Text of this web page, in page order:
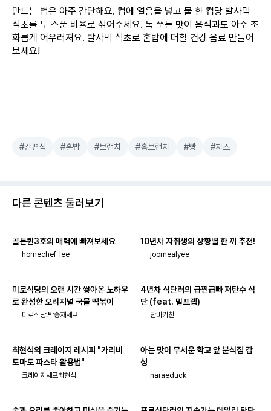
만드는 법은 아주 간단해요. 컵에 얼음을 넣고 물 한 컵당 발사믹
식초를 두 스푼 비율로 섞어주세요. 톡 쏘는 맛이 음식과도 아주 조
화롭게 어우러져요. 발사믹 식초로 혼밥에 더할 건강 음료 만들어
보세요!
#간편식 #혼밥 #브런치 #홈브런치 #빵 #치즈
다른 콘텐츠 둘러보기
골든퀸3호의 매력에 빠져보세요
homechef_lee
10년차 자취생의 상황별 한 끼 추천!
joomealyee
미로식당의 오랜 시간 쌓아온 노하우
로 완성한 오리지널 국물 떡볶이
미로식당.박승재셰프
4년차 식단러의 급찐급빠 저탄수 식
단 (feat. 밀프렙)
단비키친
최현석의 크레이지 레시피 "가리비
토마토 파스타 활용법"
크레이지셰프최현석
아는 맛이 무서운 학교 앞 분식집 감
성
naraeduck